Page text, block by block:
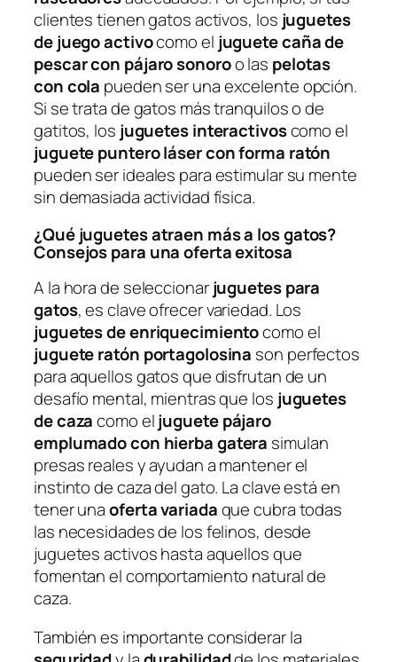
clientes tienen gatos activos, los juguetes
de juego activocomo el juguete caña de
pescar con pájaro sonoroo las pelotas
con cola pueden ser una excelente opción.
Si se trata de gatos más tranquilos o de
gatitos, los juguetes interactivoscomo el
juguete puntero láser con forma ratón
pueden ser ideales para estimular su mente
sin demasiada actividad física.
¿Qué juguetes atraen más a los gatos?
Consejos para una oferta exitosa
A la hora de seleccionarjuguetes para
gatos, es clave ofrecer variedad. Los
juguetes de enriquecimientocomo el
juguete ratón portagolosina son perfectos
para aquellos gatos que disfrutan de un
desafío mental, mientras que los juguetes
de cazacomo eljuguete pájaro
emplumado con hierba gatera simulan
presas reales y ayudan a mantener el
instinto de caza del gato. La clave está en
tener unaoferta variadaque cubra todas
las necesidades de los felinos, desde
juguetes activos hasta aquellos que
fomentan el comportamiento natural de
caza.
También es importante considerar la